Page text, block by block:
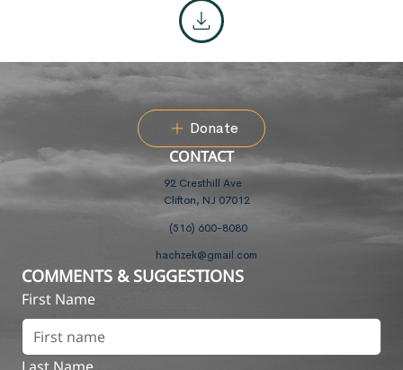
Donate
CONTACT
92 Cresthill Ave
Clifton, NJ 07012
(516) 600-8080
hachzek@gmail.com
COMMENTS & SUGGESTIONS
First Name